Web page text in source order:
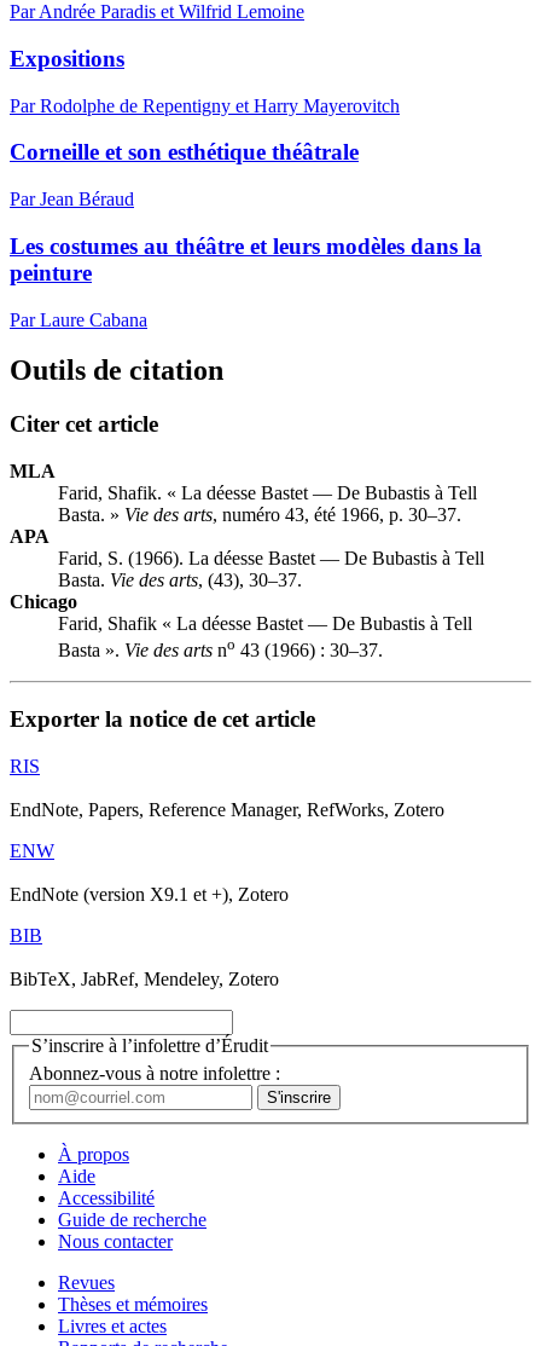
Par Andrée Paradis et Wilfrid Lemoine
Expositions
Par Rodolphe de Repentigny et Harry Mayerovitch
Corneille et son esthétique théâtrale
Par Jean Béraud
Les costumes au théâtre et leurs modèles dans la
peinture
Par Laure Cabana
Outils de citation
Citer cet article
MLA
Farid, Shafik. « La déesse Bastet — De Bubastis à Tell
Basta. » Vie des arts, numéro 43, été 1966, p. 30–37.
APA
Farid, S. (1966). La déesse Bastet — De Bubastis à Tell
Basta. Vie des arts, (43), 30–37.
Chicago
Farid, Shafik « La déesse Bastet — De Bubastis à Tell
Basta ». Vie des arts no 43 (1966) : 30–37.
Exporter la notice de cet article
RIS
EndNote, Papers, Reference Manager, RefWorks, Zotero
ENW
EndNote (version X9.1 et +), Zotero
BIB
BibTeX, JabRef, Mendeley, Zotero
S’inscrire à l’infolettre d’Érudit
Abonnez-vous à notre infolettre :
À propos
Aide
Accessibilité
Guide de recherche
Nous contacter
Revues
Thèses et mémoires
Livres et actes